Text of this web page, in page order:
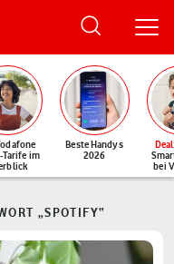
Tarife im
Beste Handys
2026
Deal
bei
„SPOTIFY“